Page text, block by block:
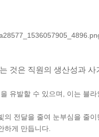
것은 직원의 생산성과 사
유발할 수 있으며, 이는 블라
의 전달을 줄여 눈부심을 줄이
하게 만듭니다.